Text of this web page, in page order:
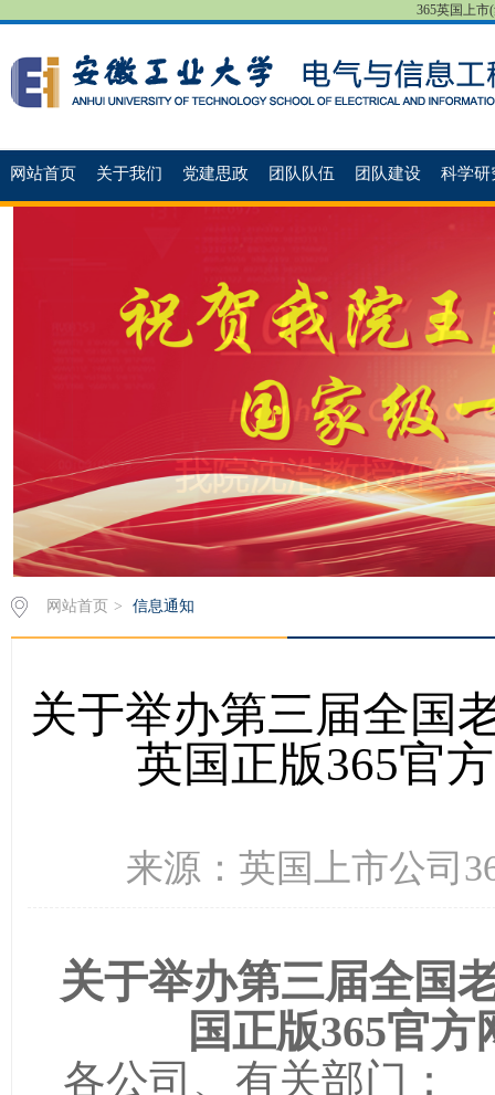
365英国上市
网站首页 关于我们 党建思政 团队队伍 团队建设 科学
网站首页 > 信息通知
关于举办第三届全国
英国正版365官
来源：英国上市公司
关于举办第三届全国
国正版365官
各公司、有关部门：